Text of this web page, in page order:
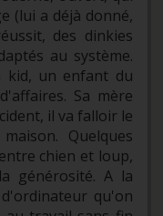
(lui a déjà donné,
des dinkies
au système.
kid, un enfant du
Sa mère
il va falloir le
Quelques
chien et loup,
générosité. A la
qu'on